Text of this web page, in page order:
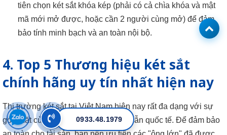
tiên chọn két sắt khóa kép (phải có cả chìa khóa và mật
mã mới mở được, hoặc cần 2 người cùng mở) để đảm
bảo tính minh bạch và an toàn nội bộ.
4. Top 5 Thương hiệu két sắt
chính hãng uy tín nhất hiện nay
Thị trường két sắt tại Việt Nam hiện nay rất đa dạng với sự
góp mặt của cả thương hiệu nội địa lẫn quốc tế. Để đảm bảo
0933.48.1979